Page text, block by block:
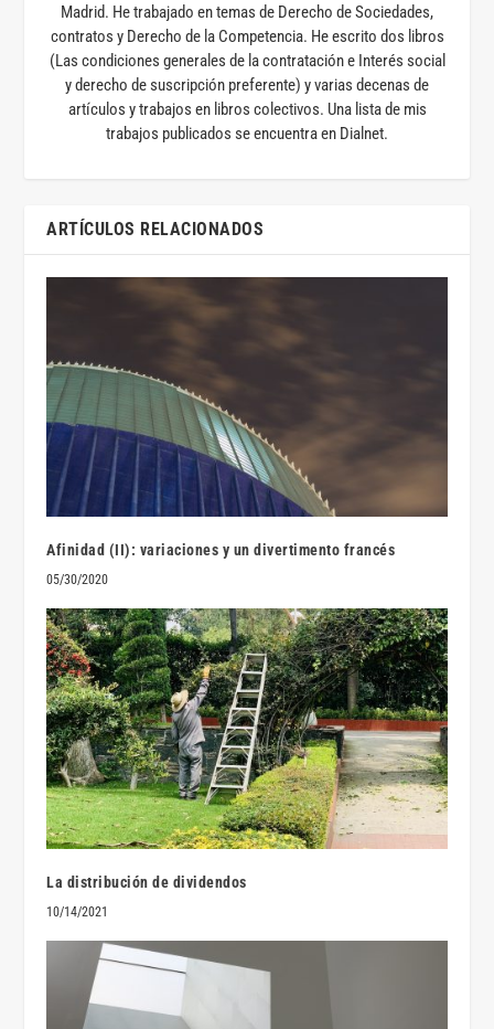
Madrid. He trabajado en temas de Derecho de Sociedades,
contratos y Derecho de la Competencia. He escrito dos libros
(Las condiciones generales de la contratación e Interés social
y derecho de suscripción preferente) y varias decenas de
artículos y trabajos en libros colectivos. Una lista de mis
trabajos publicados se encuentra en Dialnet.
ARTÍCULOS RELACIONADOS
Afinidad (II): variaciones y un divertimento francés
05/30/2020
La distribución de dividendos
10/14/2021